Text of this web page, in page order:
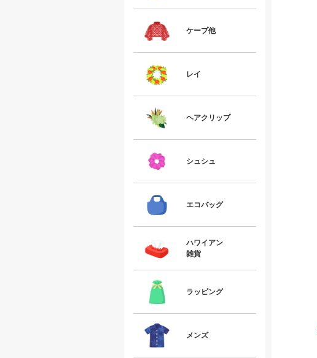
ケープ他
レイ
ヘアクリップ
シュシュ
エコバッグ
ハワイアン
雑貨
ラッピング
メンズ